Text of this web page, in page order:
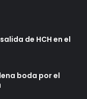
de HCH en el
boda por el